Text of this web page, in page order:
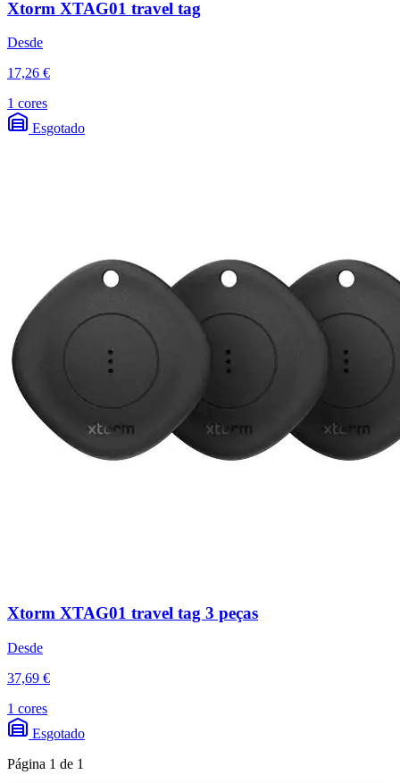
Xtorm XTAG01 travel tag
Desde
17,26 €
1 cores
Esgotado
Xtorm XTAG01 travel tag 3 peças
Desde
37,69 €
1 cores
Esgotado
Página 1 de 1